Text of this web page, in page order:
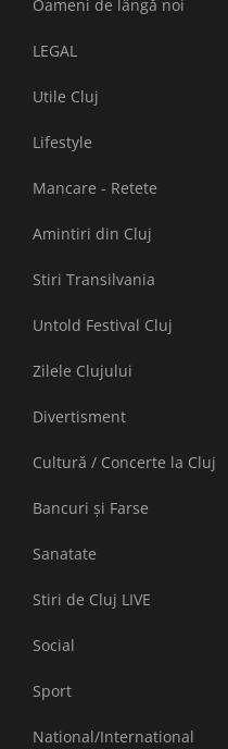
Oameni de lângă noi
LEGAL
Utile Cluj
Lifestyle
Mancare - Retete
Amintiri din Cluj
Stiri Transilvania
Untold Festival Cluj
Zilele Clujului
Divertisment
Cultură / Concerte la Cluj
Bancuri și Farse
Sanatate
Stiri de Cluj LIVE
Social
Sport
National/International